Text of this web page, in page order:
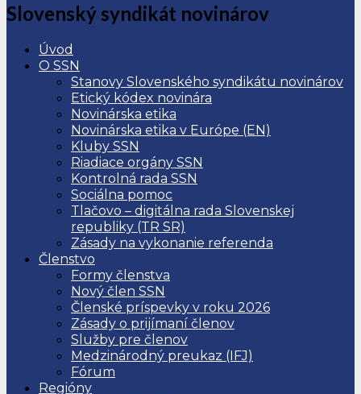
Slovenský syndikát novinárov
Úvod
O SSN
Stanovy Slovenského syndikátu novinárov
Etický kódex novinára
Novinárska etika
Novinárska etika v Európe (EN)
Kluby SSN
Riadiace orgány SSN
Kontrolná rada SSN
Sociálna pomoc
Tlačovo – digitálna rada Slovenskej
republiky (TR SR)
Zásady na vykonanie referenda
Členstvo
Formy členstva
Nový člen SSN
Členské príspevky v roku 2026
Zásady o prijímaní členov
Služby pre členov
Medzinárodný preukaz (IFJ)
Fórum
Regióny